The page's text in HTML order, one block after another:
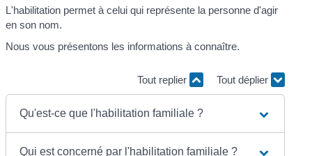
L'habilitation permet à celui qui représente la personne d'agir
en son nom.
Nous vous présentons les informations à connaître.
Tout replier Tout déplier
Qu'est-ce que l'habilitation familiale ?
Qui est concerné par l'habilitation familiale ?